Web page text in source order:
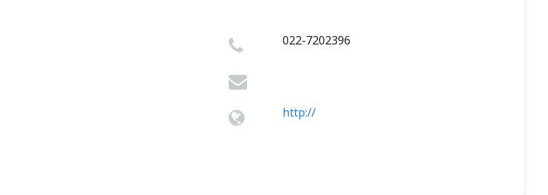
022-7202396
http://